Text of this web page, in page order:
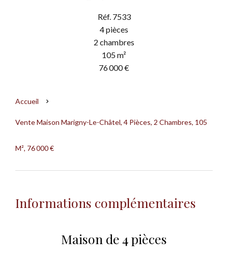
Réf. 7533
4 pièces
2 chambres
105 m²
76 000 €
Accueil
Vente Maison Marigny-Le-Châtel, 4 Pièces, 2 Chambres, 105
M², 76 000 €
Informations complémentaires
Maison de 4 pièces